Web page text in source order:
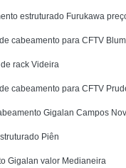
estruturado Furukawa
cabeamento para CFTV
rack Videira
cabeamento para CFTV
Gigalan Campos
Piên
Gigalan valor Medianeira